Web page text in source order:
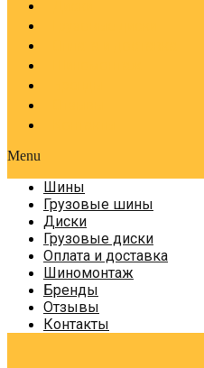
Menu
Шины
Грузовые шины
Диски
Грузовые диски
Оплата и доставка
Шиномонтаж
Бренды
Отзывы
Контакты